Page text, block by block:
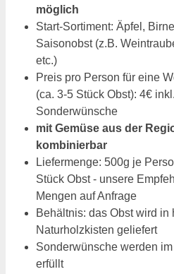
möglich
Start-Sortiment: Äpfel,
Saisonobst (z.B.
etc.)
Preis pro Person für eine
(ca. 3-5 Stück Obst): 4€ inkl.
Sonderwünsche
mit Gemüse aus der
kombinierbar
Liefermenge: 500g je
Stück Obst - unsere
Mengen auf Anfrage
Behältnis: das Obst wird in
Naturholzkisten geliefert
Sonderwünsche werden
erfüllt